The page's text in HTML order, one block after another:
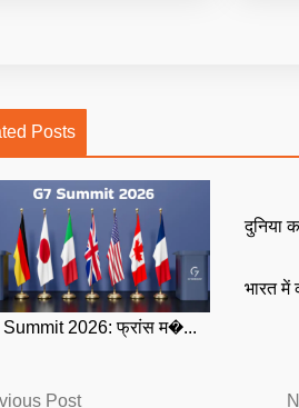
Posts
Summit 2026: फ्रांस म�...
दुनिया
भारत में
PostPrevious